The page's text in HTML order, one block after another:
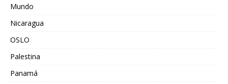
Mundo
Nicaragua
OSLO
Palestina
Panamá